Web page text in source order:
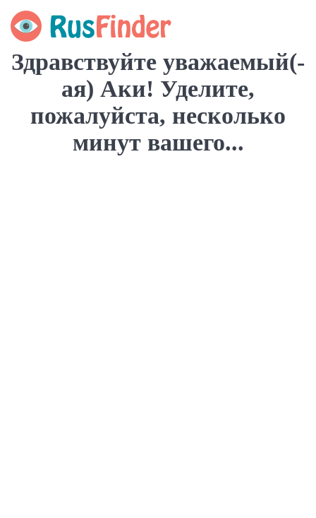
Здравствуйте уважаемый(-
ая) Аки! Уделите,
пожалуйста, несколько
минут вашего...